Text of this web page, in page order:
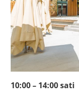
10:00 – 14:00 sati